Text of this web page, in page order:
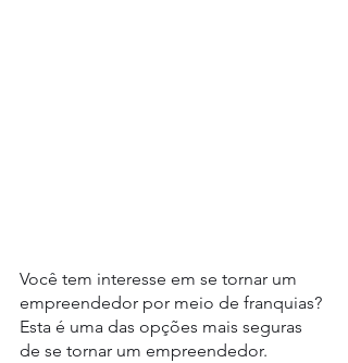
Você tem interesse em se tornar um
empreendedor por meio de franquias?
Esta é uma das opções mais seguras
de se tornar um empreendedor.